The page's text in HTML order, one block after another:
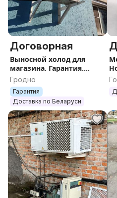
Договорная
Выносной холод для
магазина. Гарантия.
Доставка. Монтаж.
Гродно
Гарантия
Доставка по Беларуси